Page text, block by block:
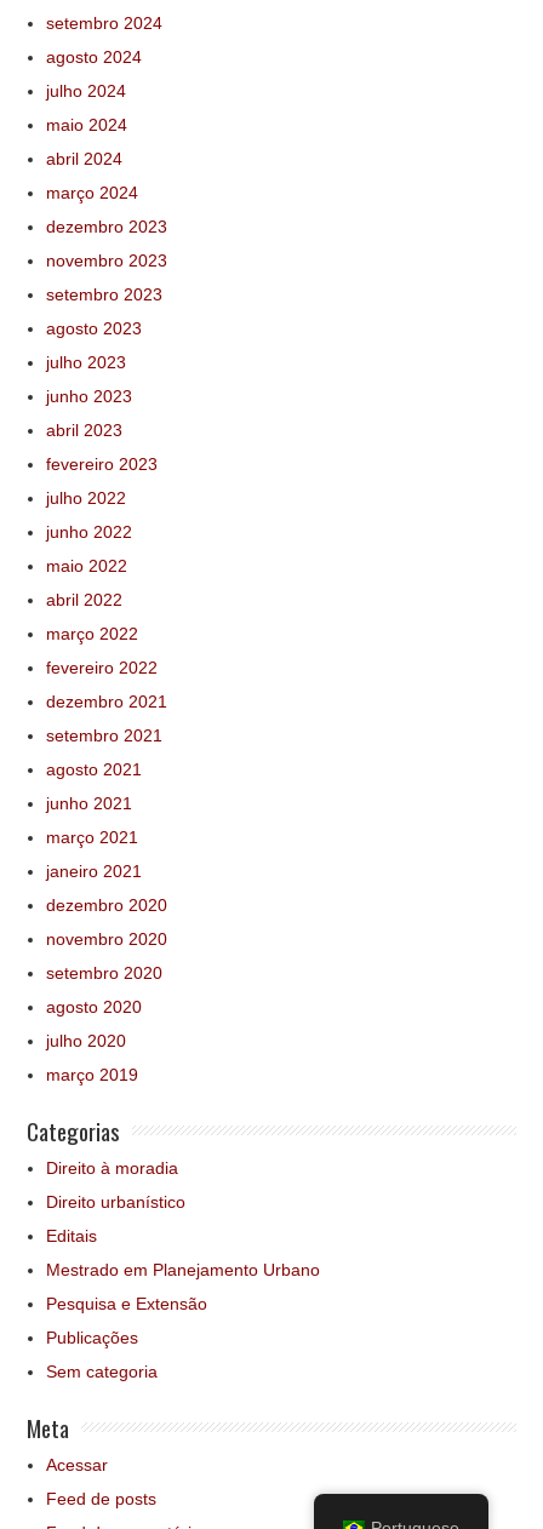
setembro 2024
agosto 2024
julho 2024
maio 2024
abril 2024
março 2024
dezembro 2023
novembro 2023
setembro 2023
agosto 2023
julho 2023
junho 2023
abril 2023
fevereiro 2023
julho 2022
junho 2022
maio 2022
abril 2022
março 2022
fevereiro 2022
dezembro 2021
setembro 2021
agosto 2021
junho 2021
março 2021
janeiro 2021
dezembro 2020
novembro 2020
setembro 2020
agosto 2020
julho 2020
março 2019
Categorias
Direito à moradia
Direito urbanístico
Editais
Mestrado em Planejamento Urbano
Pesquisa e Extensão
Publicações
Sem categoria
Meta
Acessar
Feed de posts